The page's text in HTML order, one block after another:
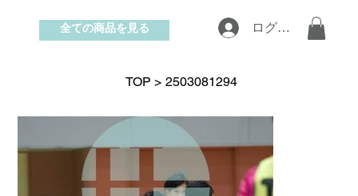
お問い合わせ
ログイン
全ての商品を見る
TOP > 2503081294